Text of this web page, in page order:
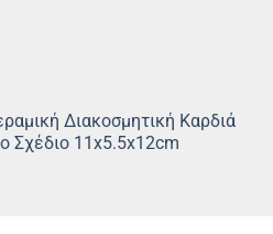
Διακοσμητική Καρδιά
Σχέδιο 11x5.5x12cm